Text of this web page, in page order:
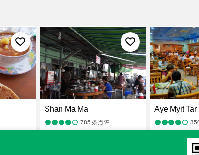
Shan Ma Ma
785 条点评